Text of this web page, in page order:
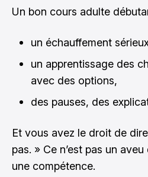
Un bon cours adulte
un échauffement
un apprentissage des
avec des options,
des pauses, des
Et vous avez le droit de
pas. » Ce n’est pas un aveu
une compétence.